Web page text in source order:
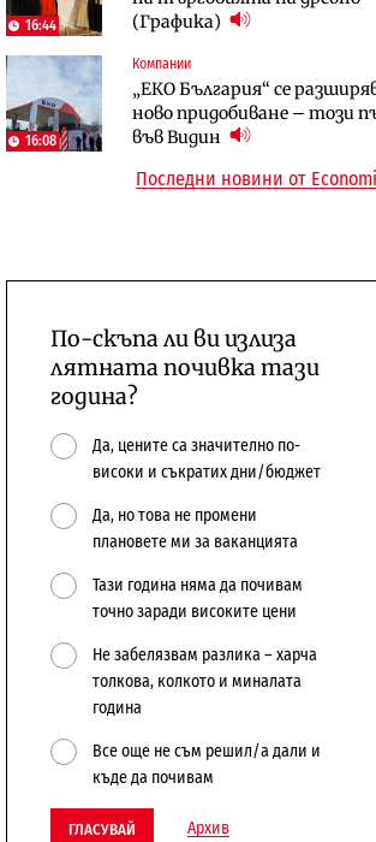
16:44
(Графика)
16:08
Компании
„ЕКО България“ се
ново придобиване – този
във Видин
откажат напълно от Google
Публични финанси
Общините вече зависят от
централната власт за 75%
население и все повече сгради
Компании
А1 отново е лидер при
технологичните компании
Последни новини от
По-скъпа ли ви излиза
лятната почивка тази
година?
Да, цените са значително по-
високи и съкратих дни/бюджет
Да, но това не промени
плановете ми за ваканцията
Тази година няма да почивам
точно заради високите цени
Не забелязвам разлика – харча
толкова, колкото и миналата
година
Все още не съм решил/а дали и
къде да почивам
ГЛАСУВАЙ Архив